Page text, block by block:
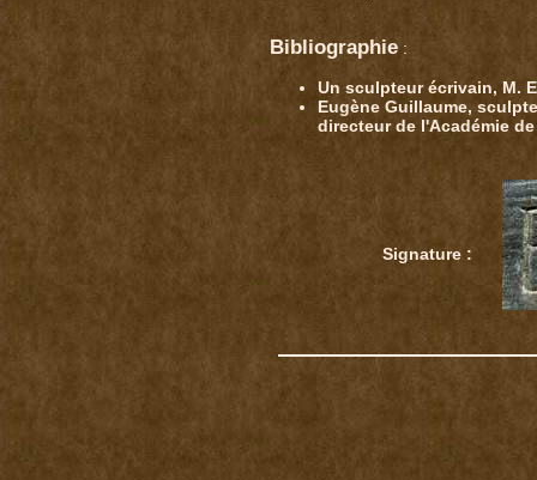
Bibliographie :
Un sculpteur écrivain, M.
Eugène Guillaume,
directeur de l'Académie
Signature :